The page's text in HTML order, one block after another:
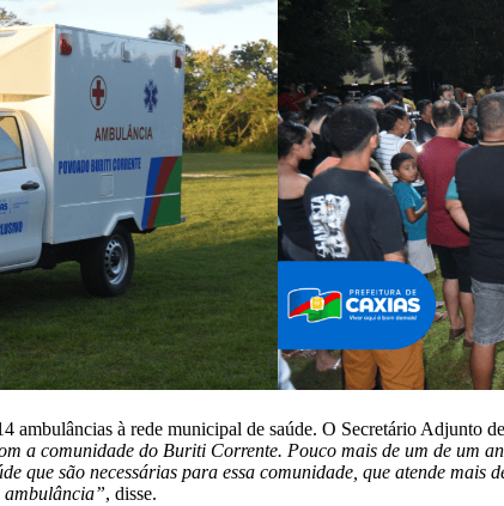
ambulâncias à rede municipal de saúde. O Secretário Adjunto
a comunidade do Buriti Corrente. Pouco mais de um de um
que são necessárias para essa comunidade, que atende mais
ambulância”, disse.